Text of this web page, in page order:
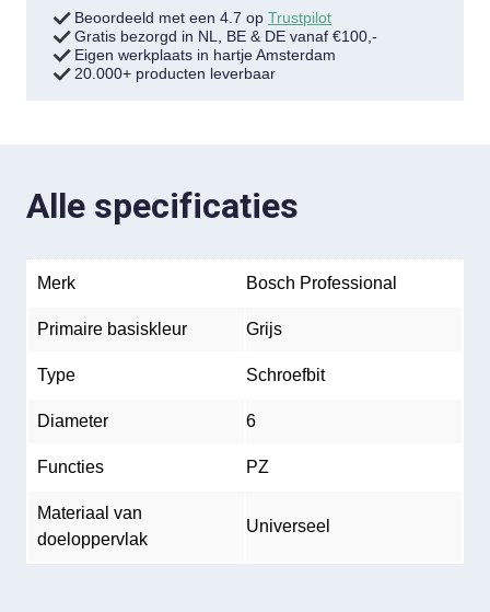
Beoordeeld met een 4.7 op Trustpilot
Gratis bezorgd in NL, BE & DE vanaf €100,-
Eigen werkplaats in hartje Amsterdam
20.000+ producten leverbaar
Alle specificaties
Merk Bosch Professional
Primaire basiskleur Grijs
Type Schroefbit
Diameter 6
Functies PZ
Materiaal van
doeloppervlak
Universeel